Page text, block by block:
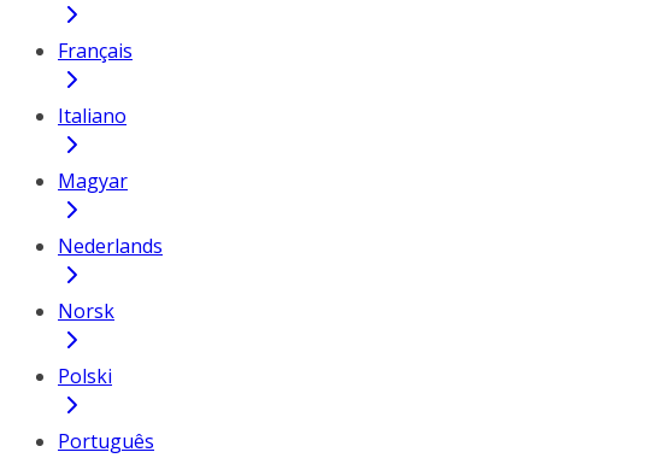
Français
Italiano
Magyar
Nederlands
Norsk
Polski
Português